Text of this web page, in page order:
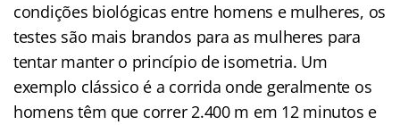
condições biológicas entre homens e mulheres, os
testes são mais brandos para as mulheres para
tentar manter o princípio de isometria. Um
exemplo clássico é a corrida onde geralmente os
homens têm que correr 2.400 m em 12 minutos e